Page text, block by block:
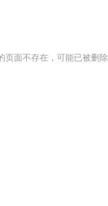
页面不存在，可能已被删除